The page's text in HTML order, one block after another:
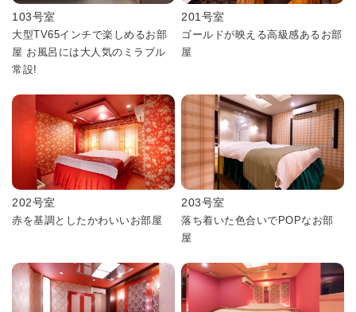
103号室
大型TV65インチで楽しめるお部
屋 お風呂には大人気のミラブル
常設!
201号室
ゴールドが映える高級感あるお部
屋
202号室
赤を基調としたかわいいお部屋
203号室
落ち着いた色合いでPOPなお部
屋